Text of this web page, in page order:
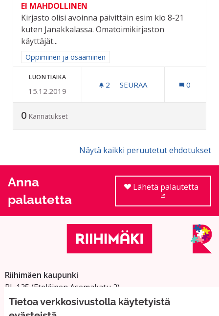
Tietoa verkkosivustolla käytetyistä
EI MAHDOLLINEN
Kirjasto olisi avoinna päivittäin esim klo 8-21
kuten Janakkalassa. Omatoimikirjaston
käyttäjät...
Rajaa tulokset aihepiirin mukaan: Oppiminen ja osaaminen
Oppiminen ja osaaminen
LUONTIAIKA
15.12.2019
2 2 SEURAAJAA
SEURAA 0
0 Kannatukset
Näytä kaikki peruutetut ehdotukset
Anna
palautetta
Lähetä palautetta
Riihimäen kaupunki
PL 125 (Eteläinen Asemakatu 2)
11101 Riihimäki
Vaihde: 019 758 4000